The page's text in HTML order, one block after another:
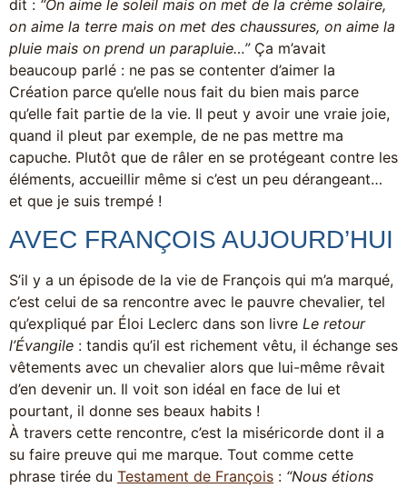
dit : “On aime le soleil mais on met de la crème solaire,
on aime la terre mais on met des chaussures, on aime la
pluie mais on prend un parapluie…”Ça m’avait
beaucoup parlé : ne pas se contenter d’aimer la
Création parce qu’elle nous fait du bien mais parce
qu’elle fait partie de la vie. Il peut y avoir une vraie joie,
quand il pleut par exemple, de ne pas mettre ma
capuche. Plutôt que de râler en se protégeant contre les
éléments, accueillir même si c’est un peu dérangeant…
et que je suis trempé !
AVEC FRANÇOIS AUJOURD’HUI
S’il y a un épisode de la vie de François qui m’a marqué,
c’est celui de sa rencontre avec le pauvre chevalier, tel
qu’expliqué par Éloi Leclerc dans son livre Le retour
l’Évangile : tandis qu’il est richement vêtu, il échange ses
vêtements avec un chevalier alors que lui-même rêvait
d’en devenir un. Il voit son idéal en face de lui et
pourtant, il donne ses beaux habits !
À travers cette rencontre, c’est la miséricorde dont il a
su faire preuve qui me marque. Tout comme cette
phrase tirée du Testament de François : “Nous étions